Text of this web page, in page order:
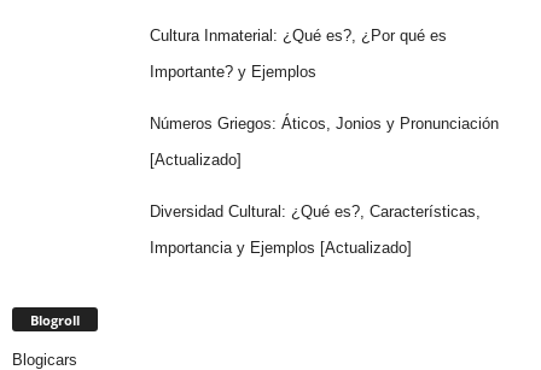
Cultura Inmaterial: ¿Qué es?, ¿Por qué es
Importante? y Ejemplos
Números Griegos: Áticos, Jonios y Pronunciación
[Actualizado]
Diversidad Cultural: ¿Qué es?, Características,
Importancia y Ejemplos [Actualizado]
Blogroll
Blogicars